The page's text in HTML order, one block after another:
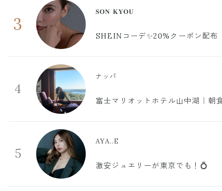
3
𝐒𝐎𝐍 𝐊𝐘𝐎𝐔
SHEINコーデ✨20%クーポン配布
4
ナッパ
富士マリオットホテル山中湖｜朝
5
AYA..E
激安ジュエリーが東京でも！💍